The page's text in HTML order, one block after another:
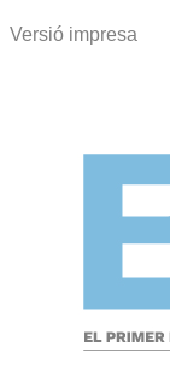
Versió impresa